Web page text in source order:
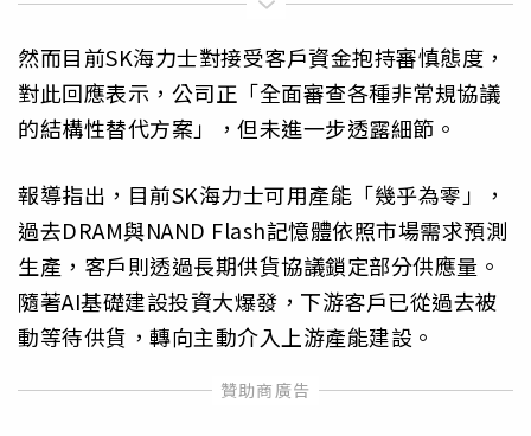
然而目前SK海力士對接受客戶資金抱持審慎態度，
對此回應表示，公司正「全面審查各種非常規協議
的結構性替代方案」，但未進一步透露細節。
報導指出，目前SK海力士可用產能「幾乎為零」，
過去DRAM與NAND Flash記憶體依照市場需求預測
生產，客戶則透過長期供貨協議鎖定部分供應量。
隨著AI基礎建設投資大爆發，下游客戶已從過去被
動等待供貨，轉向主動介入上游產能建設。